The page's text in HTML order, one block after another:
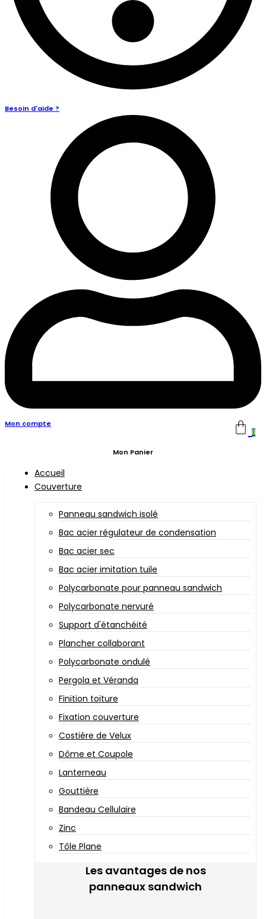
Besoin d'aide ?
Mon compte
0
Mon Panier
Accueil
Couverture
Panneau sandwich isolé
Bac acier régulateur de condensation
Bac acier sec
Bac acier imitation tuile
Polycarbonate pour panneau sandwich
Polycarbonate nervuré
Support d'étanchéité
Plancher collaborant
Polycarbonate ondulé
Pergola et Véranda
Finition toiture
Fixation couverture
Costière de Velux
Dôme et Coupole
Lanterneau
Gouttière
Bandeau Cellulaire
Zinc
Tôle Plane
Les avantages de nos
panneaux sandwich